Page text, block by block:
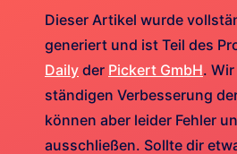
Dieser Artikel wurde
generiert und ist Teil des
Daily der Pickert GmbH.
ständigen Verbesserung
können aber leider Fehler
ausschließen. Sollte dir